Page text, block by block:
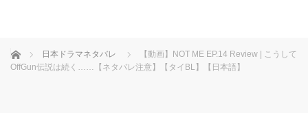
ホーム 日本ドラマネタバレ
【動画】NOT ME EP.14 Review | こうして
OffGun伝説は続く……【ネタバレ注意】【タイBL】【日本語】